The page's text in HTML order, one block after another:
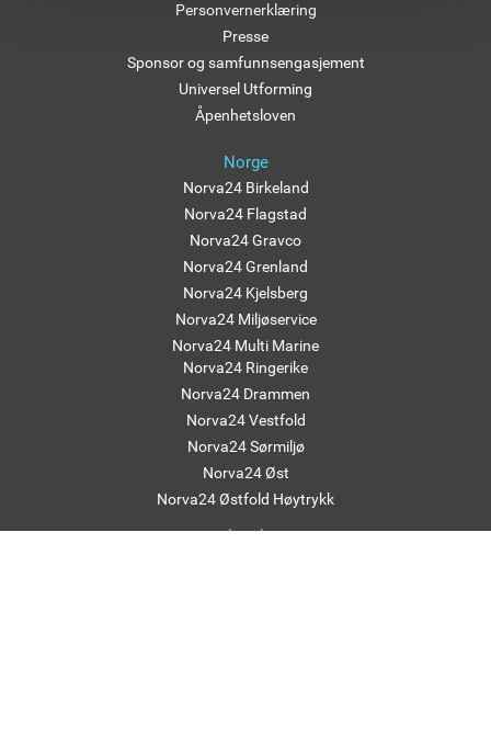
Personvernerklæring
Presse
Sponsor og samfunnsengasjement
Universel Utforming
Åpenhetsloven
Norge
Norva24 Birkeland
Norva24 Flagstad
Norva24 Gravco
Norva24 Grenland
Norva24 Kjelsberg
Norva24 Miljøservice
Norva24 Multi Marine
Norva24 Ringerike
Norva24 Drammen
Norva24 Vestfold
Norva24 Sørmiljø
Norva24 Øst
Norva24 Østfold Høytrykk
Land